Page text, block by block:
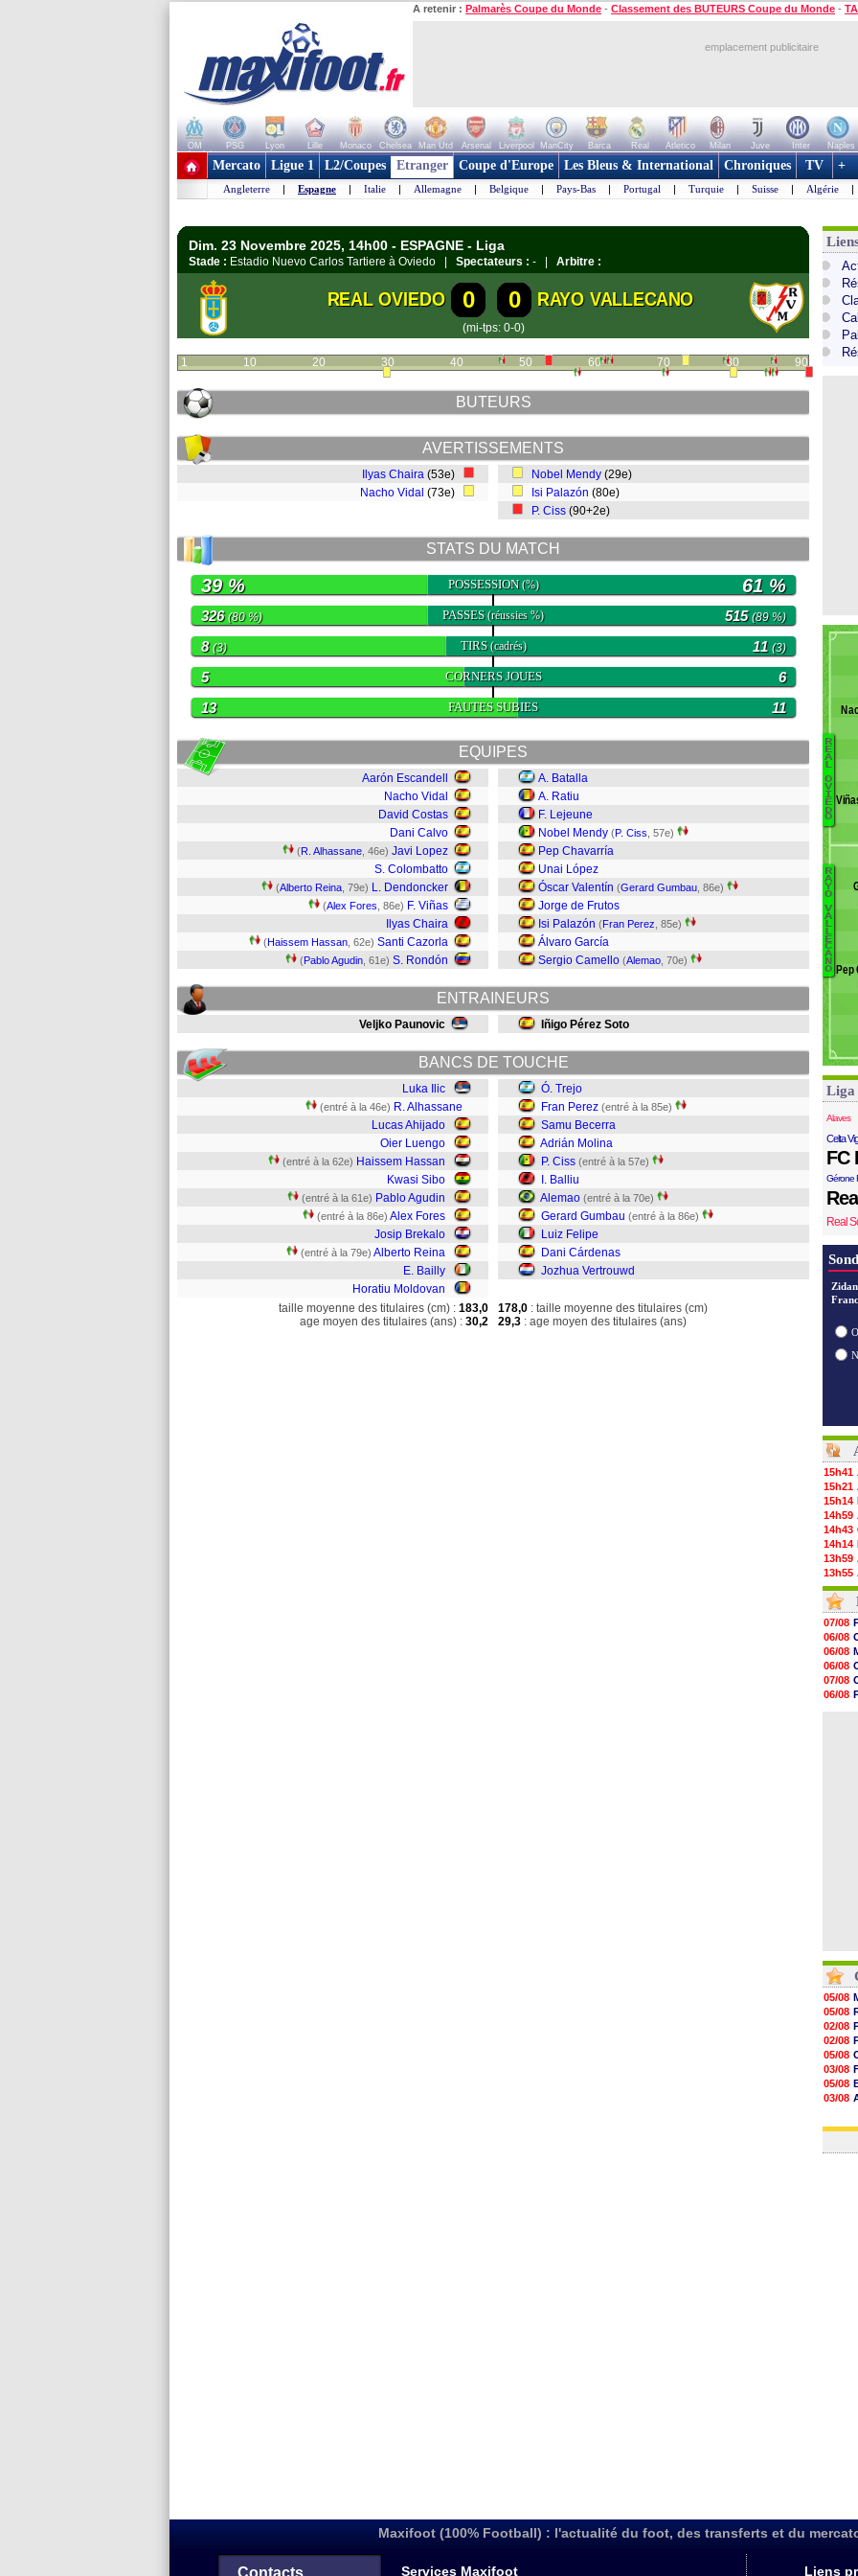
A retenir : Palmarès Coupe du Monde - Classement des BUTEURS Coupe du Monde -
emplacement publicitaire
OM PSG Lyon Lille Monaco Chelsea Man Utd Arsenal Liverpool ManCity Barca Real Atletico Milan Juve Inter Naples
+ de clubs
Mercato Ligue 1 L2/Coupes Etranger Coupe d'Europe Les Bleus & International Chroniques TV +
Angleterre | Espagne | Italie | Allemagne | Belgique | Pays-Bas | Portugal | Turquie | Suisse | Algérie |
Dim. 23 Novembre 2025, 14h00 - ESPAGNE - Liga
Stade : Estadio Nuevo Carlos Tartiere à Oviedo | Spectateurs : - | Arbitre :
REAL OVIEDO 0 0 RAYO VALLECANO
(mi-tps: 0-0)
1 10 20 30 40 50 60 70 80 90
BUTEURS
AVERTISSEMENTS
Ilyas Chaira (53e)
Nacho Vidal (73e)
Nobel Mendy (29e)
Isi Palazón (80e)
P. Ciss (90+2e)
STATS DU MATCH
POSSESSION(%)
39 % 61 %
PASSES(réussies %)
326(80 %) 515(89 %)
TIRS(cadrés)
8(3) 11 (3)
CORNERS JOUES
5 6
FAUTES SUBIES
13 11
EQUIPES
Aarón Escandell
Nacho Vidal
David Costas
Dani Calvo
(R. Alhassane , 46e) Javi Lopez
S. Colombatto
(Alberto Reina , 79e) L. Dendoncker
(Alex Fores , 86e) F. Viñas
Ilyas Chaira
(Haissem Hassan , 62e) Santi Cazorla
(Pablo Agudin , 61e) S. Rondón
A. Batalla
A. Ratiu
F. Lejeune
Nobel Mendy (P. Ciss , 57e)
Pep Chavarría
Unai López
Óscar Valentín (Gerard Gumbau , 86e)
Jorge de Frutos
Isi Palazón (Fran Perez , 85e)
Álvaro García
Sergio Camello (Alemao , 70e)
ENTRAINEURS
Veljko Paunovic Iñigo Pérez Soto
BANCS DE TOUCHE
Luka Ilic
(entré à la 46e) R. Alhassane
Lucas Ahijado
Oier Luengo
(entré à la 62e) Haissem Hassan
Kwasi Sibo
(entré à la 61e) Pablo Agudin
(entré à la 86e) Alex Fores
Josip Brekalo
(entré à la 79e) Alberto Reina
E. Bailly
Horatiu Moldovan
Ó. Trejo
Fran Perez (entré à la 85e)
Samu Becerra
Adrián Molina
P. Ciss (entré à la 57e)
I. Balliu
Alemao (entré à la 70e)
Gerard Gumbau (entré à la 86e)
Luiz Felipe
Dani Cárdenas
Jozhua Vertrouwd
taille moyenne des titulaires (cm) : 183,0
age moyen des titulaires (ans) : 30,2
178,0 : taille moyenne des titulaires (cm)
29,3 : age moyen des titulaires (ans)
Ilic
R
E
A
L
O
V
I
E
D
O
R
A
Y
O
V
A
L
L
E
C
A
N
O Pep
Liga
Alaves
Celta
FC
Gérone
Real
15h41
15h21
15h14
14h59
14h43
14h14
13h59
13h55
13h48
13h30
12h49
12h22
12h00
11h46
11h20
10h49
10h32
07/08
06/08
06/08
06/08
07/08
06/08
05/08
05/08
02/08
02/08
05/08
03/08
05/08
03/08
03/08
Maxifoot (100% Football) : l'actualité du foot, des transferts et du
Contacts Services Maxifoot Liens